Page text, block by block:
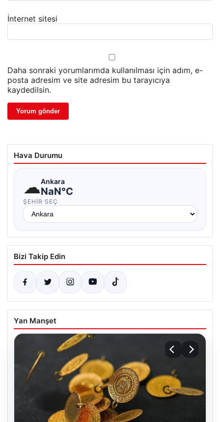
İnternet sitesi
Daha sonraki yorumlarımda kullanılması için adım, e-
posta adresim ve site adresim bu tarayıcıya
kaydedilsin.
Hava Durumu
☁Ankara
NaN°C
ŞEHIR SEÇ
Bizi Takip Edin
Yan Manşet